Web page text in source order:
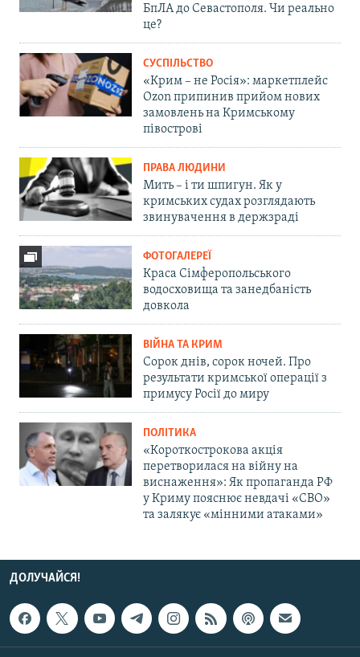
БпЛА до Севастополя. Чи реально
це?
СУСПІЛЬСТВО
«Крим – не Росія»: маркетплейс
Ozon припинив прийом нових
замовлень на Кримському
півострові
ПРАВА ЛЮДИНИ
Мить – і ти шпигун. Як у
кримських судах розглядають
звинувачення в держзраді
ФОТОГАЛЕРЕЇ
Краса Сімферопольського
водосховища та занедбаність
довкола
ВІЙНА ТА КРИМ
Сорок днів, сорок ночей. Про
результати кримської операції з
примусу Росії до миру
ПОЛІТИКА
«Короткострокова акція
перетворилася на війну на
виснаження»: Як пропаганда РФ
у Криму пояснює невдачі «СВО»
та залякує «мінними атаками»
ДОЛУЧАЙСЯ!